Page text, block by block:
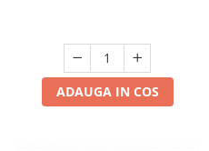
ADAUGA IN COS